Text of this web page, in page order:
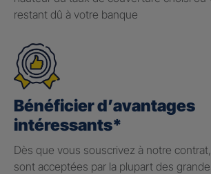
restant dû à votre banque
Bénéficier d’avantages
intéressants*
Dès que vous souscrivez à notre
sont acceptées par la plupart des